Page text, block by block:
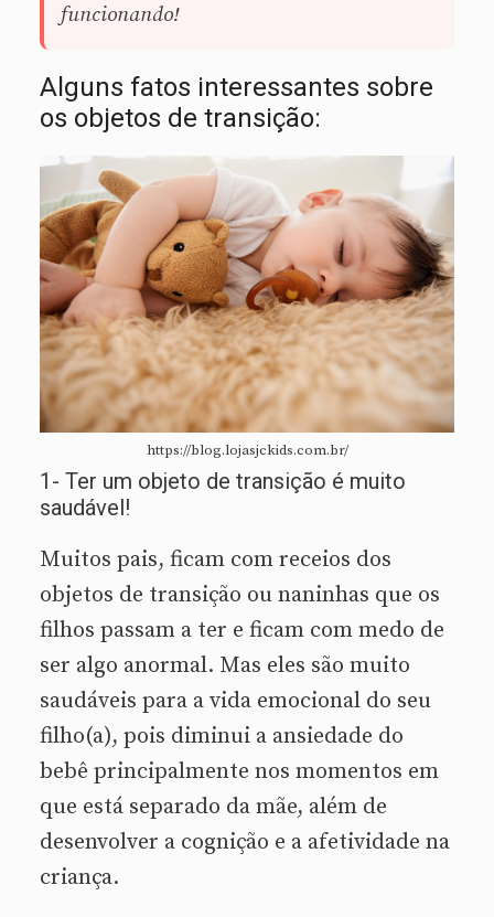
funcionando!
Alguns fatos interessantes sobre
os objetos de transição:
https://blog.lojasjckids.com.br/
1- Ter um objeto de transição é muito
saudável!
Muitos pais, ficam com receios dos
objetos de transição ou naninhas que os
filhos passam a ter e ficam com medo de
ser algo anormal. Mas eles são muito
saudáveis para a vida emocional do seu
filho(a), pois diminui a ansiedade do
bebê principalmente nos momentos em
que está separado da mãe, além de
desenvolver a cognição e a afetividade na
criança.